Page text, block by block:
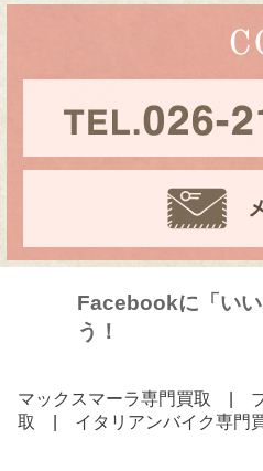
Facebookに「い
う！
マックスマーラ専門買取
取
イタリアンバイク専門